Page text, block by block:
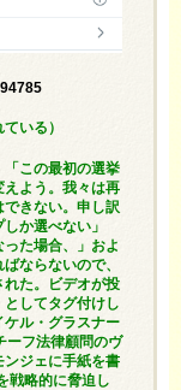
いる）
この最初の選挙
えよう。我々は再
きない。申し訳
か選べない」
た場合、」およ
ならないので、
た。ビデオが投
してタグ付けし
ル・グラスナー
ーフ法律顧問のヴ
ンジェに手紙を書
戦略的に脅迫し